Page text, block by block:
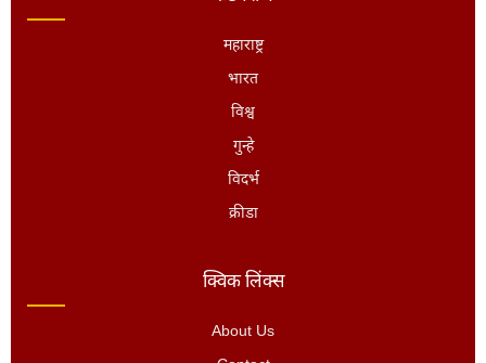
महाराष्ट्र
भारत
विश्व
गुन्हे
विदर्भ
क्रीडा
क्विक लिंक्स
About Us